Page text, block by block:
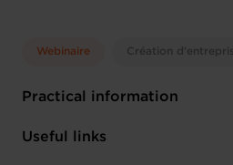
Webinaire Création
Practical information
Tuesday 2 Jan 2024
Useful links